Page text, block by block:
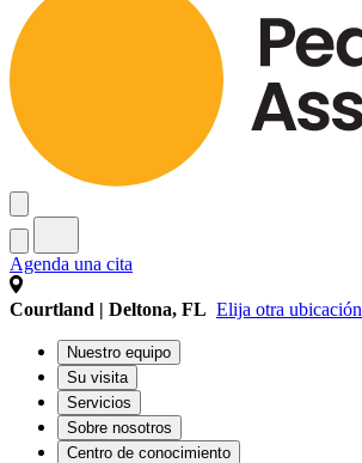
Agenda una cita
Courtland | Deltona, FL Elija otra ubicación
Nuestro equipo
Su visita
Servicios
Sobre nosotros
Centro de conocimiento